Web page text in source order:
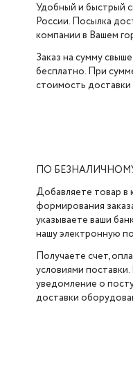
Удобный и быстрый
России. Посылка
компании в Вашем
Заказ на сумму
бесплатно. При
стоимость
ПО
Добавляете товар в
формирования
указываете ваши
нашу электронную
Получаете счет,
условиями
уведомление о
доставки